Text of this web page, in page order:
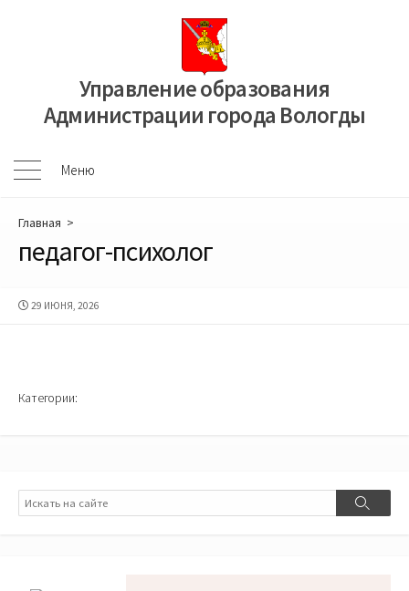
Управление образования
Администрации города Вологды
Меню
Меню
Главная >
педагог-психолог
ДАТА
29 ИЮНЯ, 2026
Категории:
Поиск
Поиск